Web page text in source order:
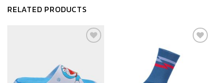
RELATED PRODUCTS
ที่ชอบ